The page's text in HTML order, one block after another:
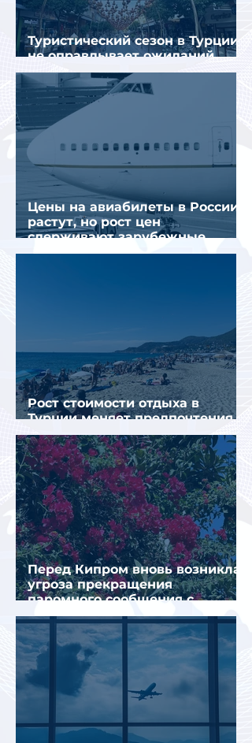
Туристический сезон в Турции
не оправдывает ожиданий
отрасли
Цены на авиабилеты в России
растут, но рост цен
сдерживают зарубежные
конкуренты
Рост стоимости отдыха в
Турции меняет предпочтения
туристов
Перед Кипром вновь возникла
угроза прекращения
паромного сообщения с
Грецией